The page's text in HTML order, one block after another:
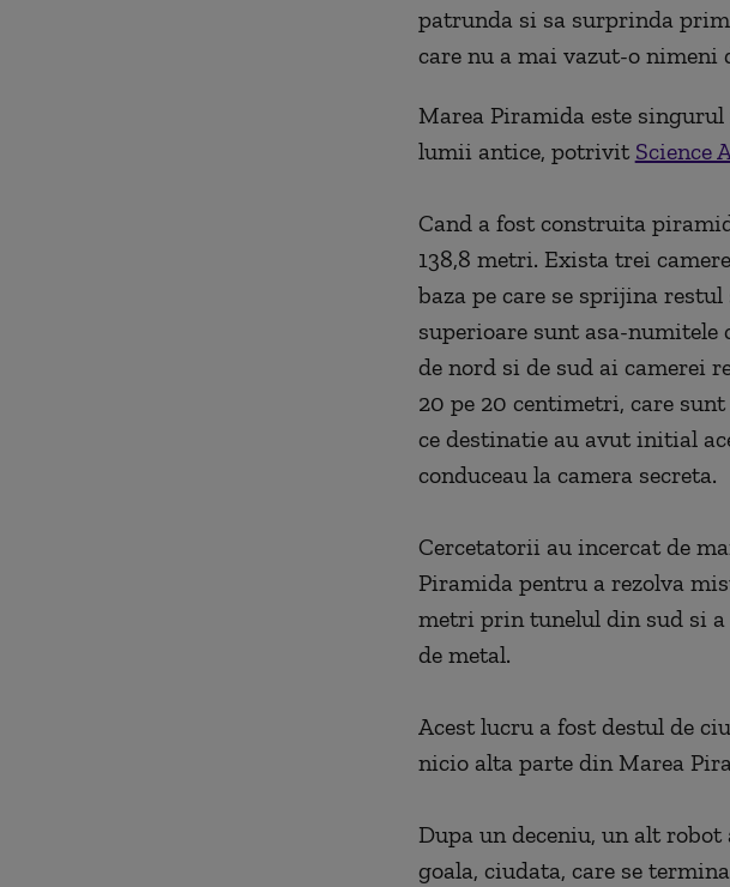
patrunda si sa surprinda
care nu a mai vazut-o nimeni
Marea Piramida este
lumii antice, potrivit Science
Cand a fost construita
138,8 metri. Exista trei
baza pe care se sprijina
superioare sunt asa-
de nord si de sud ai camerei
20 pe 20 centimetri, care
ce destinatie au avut initial
conduceau la camera secreta.
Cercetatorii au incercat de
Piramida pentru a rezolva
metri prin tunelul din sud si a
de metal.
Acest lucru a fost destul de
nicio alta parte din Marea
Dupa un deceniu, un alt
goala, ciudata, care se